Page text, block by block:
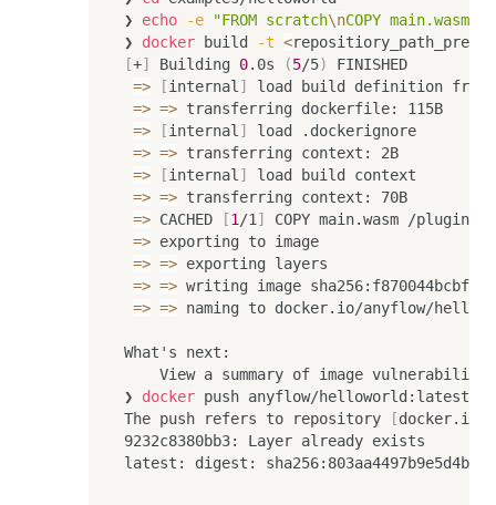
❯ echo -e "FROM scratch\nCOPY main.wasm
❯ docker build -t <repositiory_path_prefix
[+] Building 0.0s (5/5)
FINISHED
=> [internal ]
load
=> =>
=> [internal ]
=> =>
=> [internal ]
=> =>
=> CACHED [1 /1 ]
=>
=> =>
=> => writing image
=> => naming
What's next:
View a summary of image
❯ docker push anyflow/helloworld:latest
The push refers to repository
[docker.io/
9232c8380bb3: Layer already exists
latest: digest: